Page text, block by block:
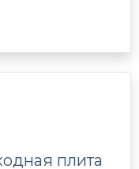
плита